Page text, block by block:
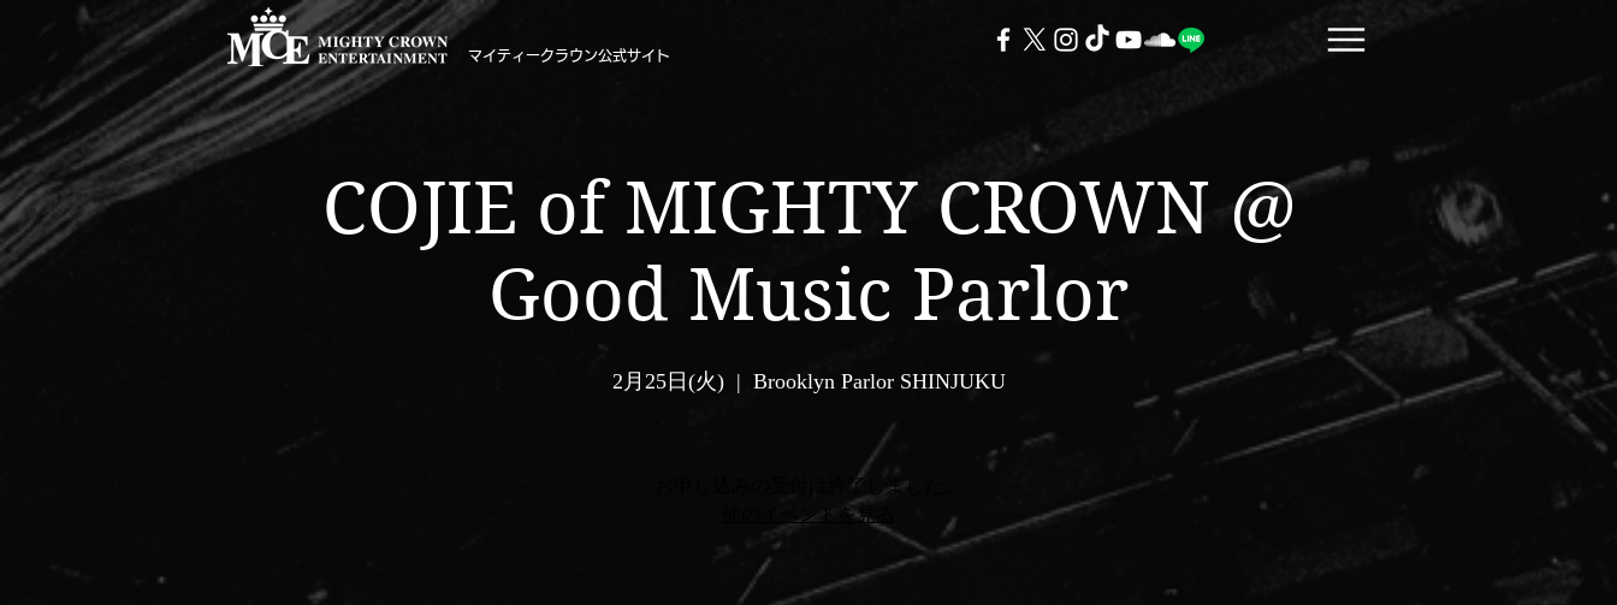
マイティークラウン公式サイト
COJIE of MIGHTY CROWN @
Good Music Parlor
2月25日(火)
  |
Brooklyn Parlor SHINJUKU
お申し込みの受付は終了しました。
他のイベントを見る